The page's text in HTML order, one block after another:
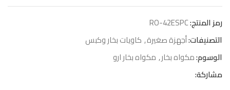
رمز المنتج:RO-42ESPC
التصنيفات:أجهزة صغيرة, كاويات بخار وكبس
الوسوم:مكواه بخار, مكواه بخار ارو
مشاركة: